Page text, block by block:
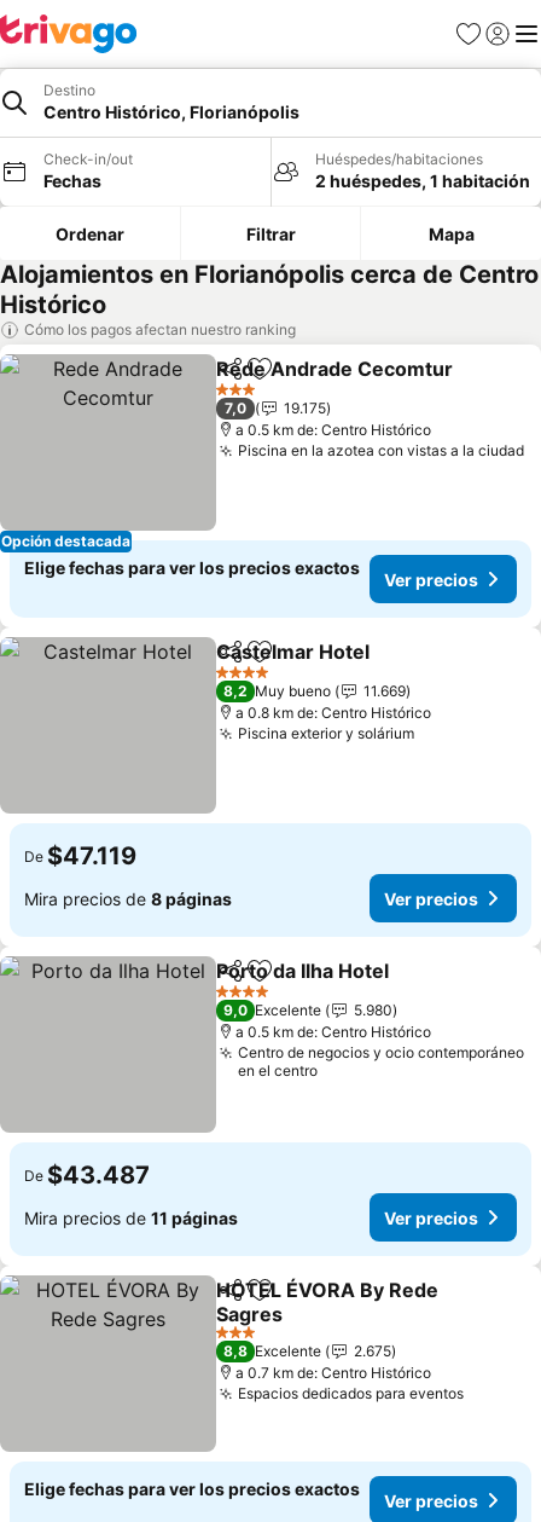
Favoritos
Iniciar
Destino
Centro Histórico, Florianópolis
Check-in/out
Fechas
Huéspedes/habitaciones
2 huéspedes, 1 habitación
Ordenar Filtrar Mapa
Alojamientos en Florianópolis cerca de Centro
Histórico
Cómo los pagos afectan nuestro ranking
Opción destacada
CompartirAgregar a favoritos
Rede Andrade Cecomtur
3 Estrellas
7,0
19.175
a 0.5 km de: Centro Histórico
Piscina en la azotea con vistas a la ciudad
Elige fechas para ver los precios exactos
Ver precios
CompartirAgregar a favoritos
Castelmar Hotel
4 Estrellas
8,2 Muy bueno
11.669
a 0.8 km de: Centro Histórico
Piscina exterior y soláriumVer precios
De $47.119
Mira precios de 8 páginas Ver precios
CompartirAgregar a favoritos
Porto da Ilha Hotel
4 Estrellas
9,0 Excelente
5.980
a 0.5 km de: Centro Histórico
Centro de negocios y ocio contemporáneo
en el centro
De $43.487
Mira precios de 11 páginas Ver precios
CompartirAgregar a favoritos
HOTEL ÉVORA By Rede
Sagres
Ver precios
3 Estrellas
8,8 Excelente
2.675
a 0.7 km de: Centro Histórico
Espacios dedicados para eventosVer
Elige fechas para ver los precios exactos
Ver precios